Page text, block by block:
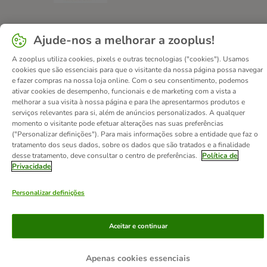
Contactos Custos de envio
Aviso legal
Condições gerais de utilização
Formulário de retratação
Métodos de pagamento
Quem somos
Emprego
Política de privacidade
Website Corporativo
Declaração de acessibilidade
© zooplus SE 2026
Ajude-nos a melhorar a zooplus!
A zooplus utiliza cookies, pixels e outras tecnologias ("cookies"). Usamos
cookies que são essenciais para que o visitante da nossa página possa navegar
e fazer compras na nossa loja online. Com o seu consentimento, podemos
ativar cookies de desempenho, funcionais e de marketing com a vista a
melhorar a sua visita à nossa página e para lhe apresentarmos produtos e
serviços relevantes para si, além de anúncios personalizados. A qualquer
momento o visitante pode efetuar alterações nas suas preferências
("Personalizar definições"). Para mais informações sobre a entidade que faz o
tratamento dos seus dados, sobre os dados que são tratados e a finalidade
desse tratamento, deve consultar o centro de preferências.
Política de
Privacidade
Personalizar definições
Apenas cookies essenciais
Aceitar e continuar